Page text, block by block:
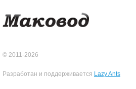
© 2011-2026
Разработан и поддерживается Lazy Ants